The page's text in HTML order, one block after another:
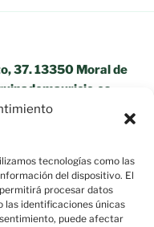
tecnologías como las
del dispositivo. El
procesar datos
las identificaciones únicas
puede afectar
37. 13350 Moral de